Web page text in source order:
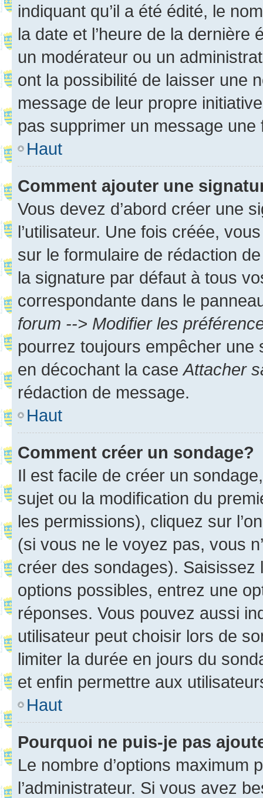
indiquant qu’il a été édité, le
la date et l’heure de la dernière
un modérateur ou un
ont la possibilité de laisser une
message de leur propre
pas supprimer un message une
Haut
Comment ajouter une
Vous devez d’abord créer une
l’utilisateur. Une fois créée,
sur le formulaire de rédaction
la signature par défaut à tous
correspondante dans le
forum --> Modifier les
pourrez toujours empêcher une
en décochant la case Attacher
rédaction de message.
Haut
Comment créer un sondage?
Il est facile de créer un
sujet ou la modification du
les permissions), cliquez sur
(si vous ne le voyez pas, vous
créer des sondages).
options possibles, entrez une
réponses. Vous pouvez aussi
utilisateur peut choisir lors de
limiter la durée en jours du
et enfin permettre aux
Haut
Pourquoi ne puis-je pas
Le nombre d’options maximum
l’administrateur. Si vous avez